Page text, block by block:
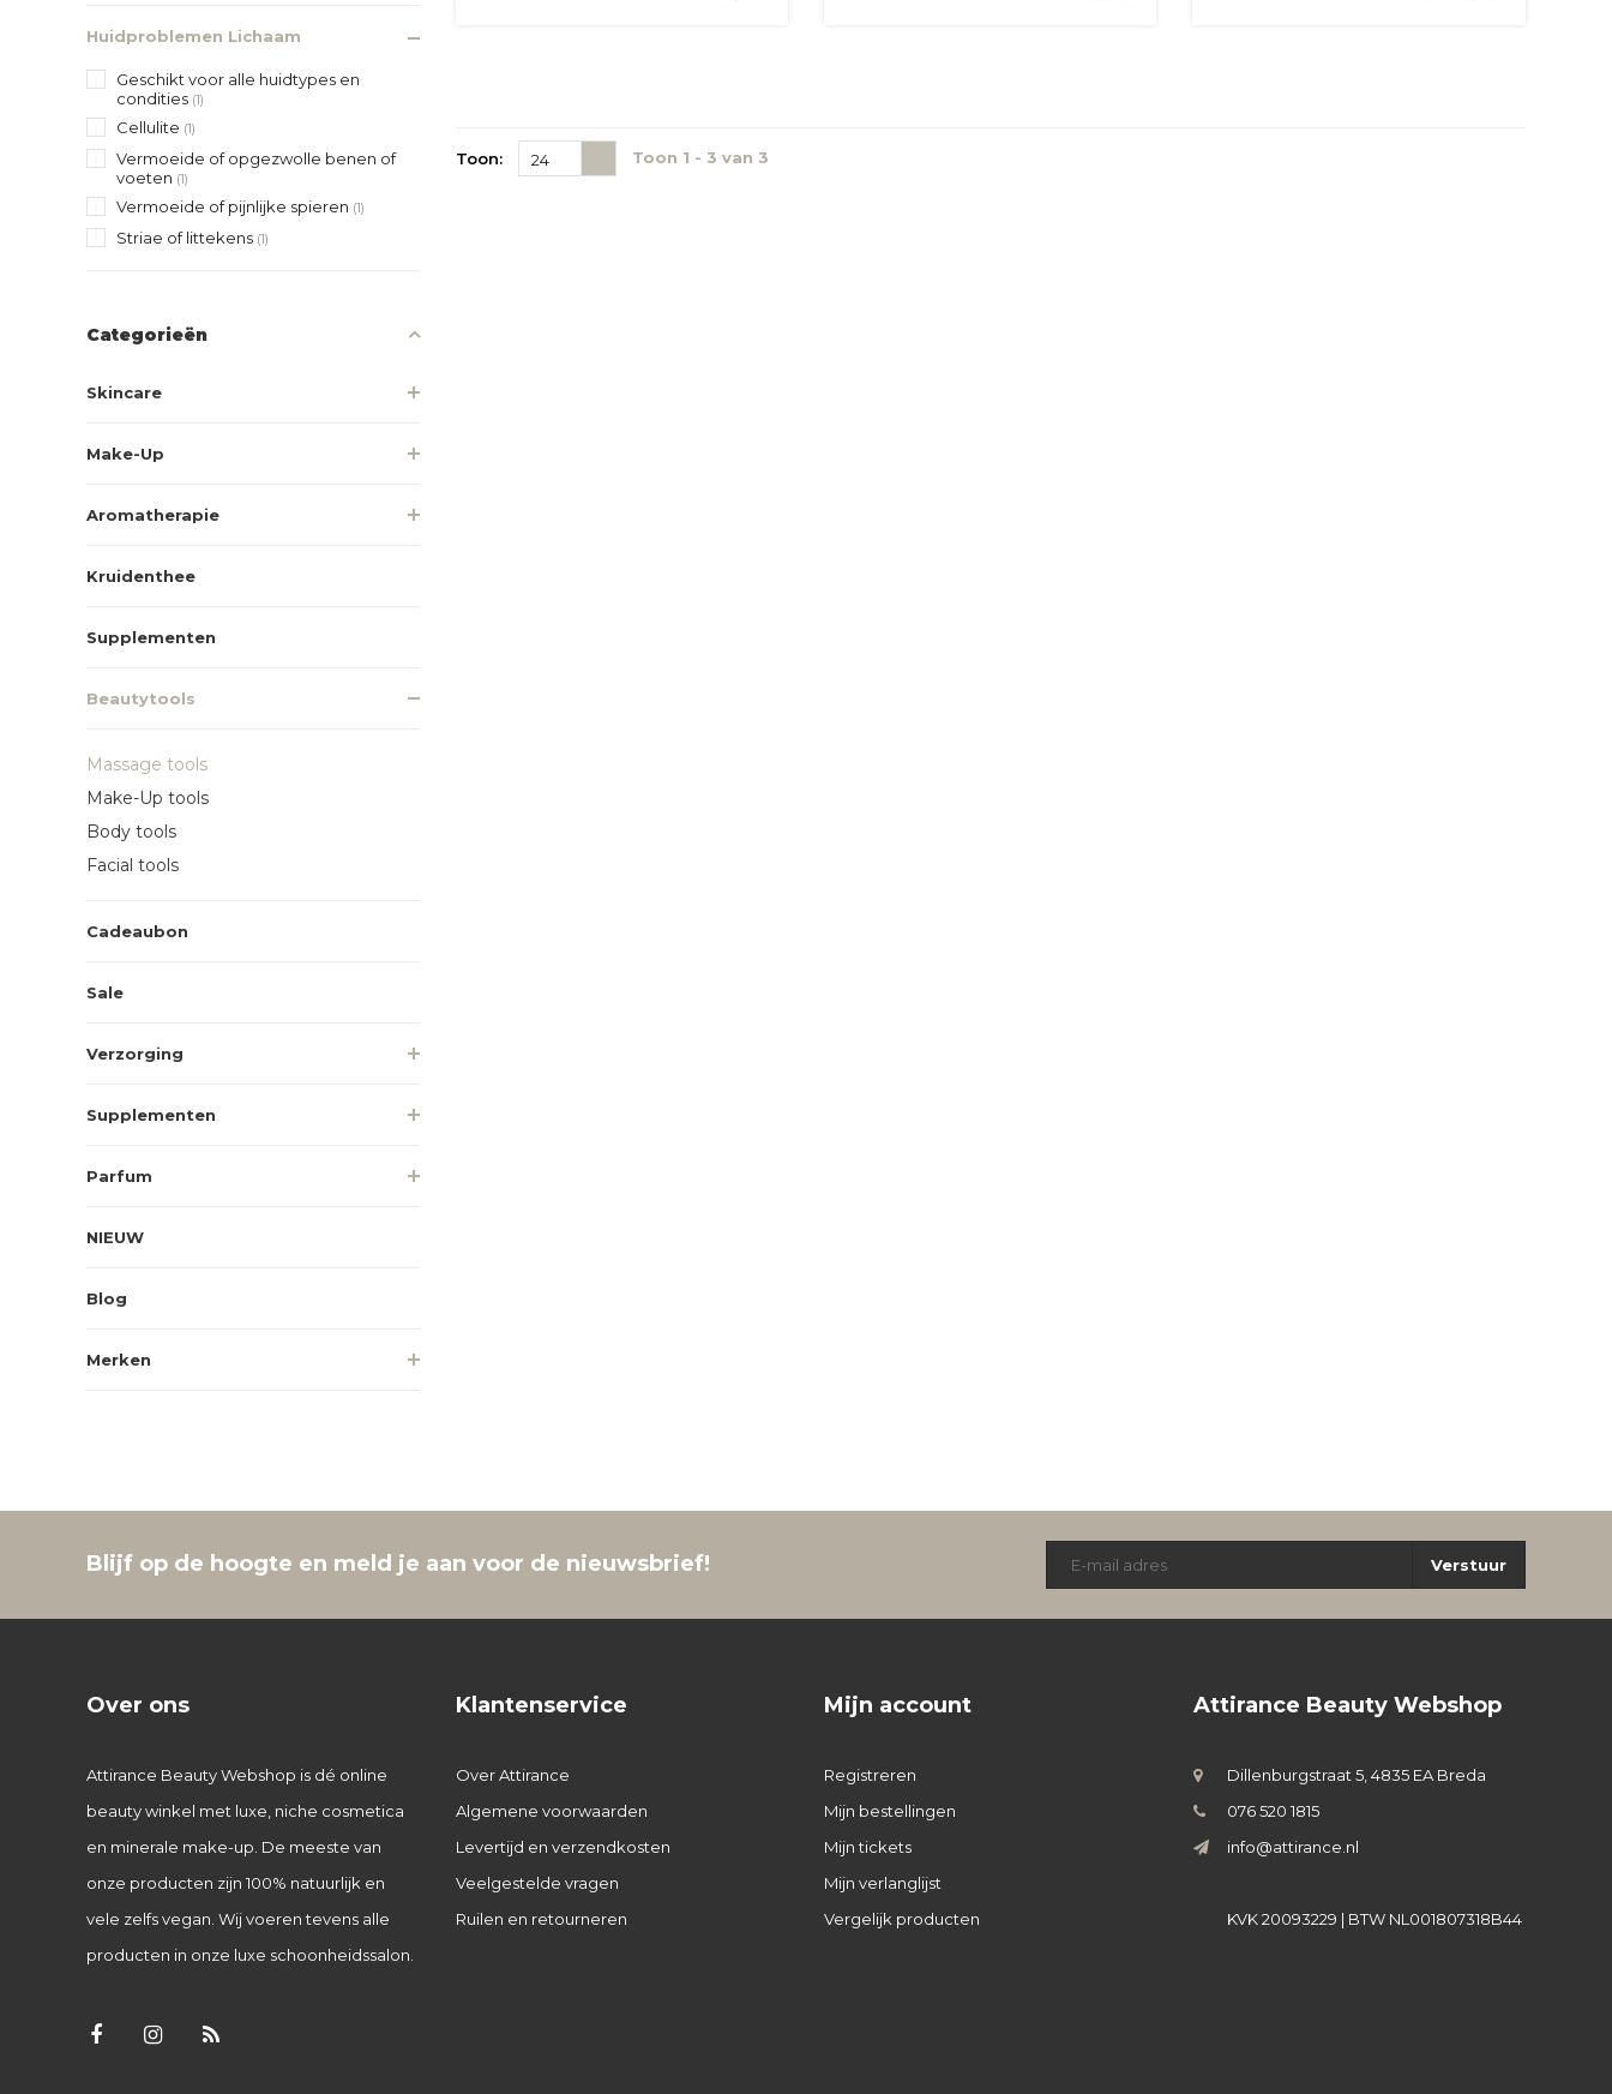
Huidproblemen Lichaam
Geschikt voor alle huidtypes en
condities (1)
Cellulite (1)
Vermoeide of opgezwolle benen of
voeten (1)
Vermoeide of pijnlijke spieren (1)
Striae of littekens (1)
Categorieën
Skincare
Make-Up
Aromatherapie
Kruidenthee
Supplementen
Beautytools
Massage tools
Make-Up tools
Body tools
Facial tools
Cadeaubon
Sale
Verzorging
Supplementen
Parfum
NIEUW
Blog
Merken
Toon: 24 Toon 1 - 3 van 3
Blijf op de hoogte en meld je aan voor de nieuwsbrief! Verstuur
Over ons
Attirance Beauty Webshop is dé online
beauty winkel met luxe, niche cosmetica
en minerale make-up. De meeste van
onze producten zijn 100% natuurlijk en
vele zelfs vegan. Wij voeren tevens alle
producten in onze luxe schoonheidssalon.
Klantenservice
Over Attirance
Algemene voorwaarden
Levertijd en verzendkosten
Veelgestelde vragen
Ruilen en retourneren
Mijn account
Registreren
Mijn bestellingen
Mijn tickets
Mijn verlanglijst
Vergelijk producten
Attirance Beauty Webshop
Dillenburgstraat 5, 4835 EA Breda
076 520 1815
info@attirance.nl
KVK 20093229 | BTW NL001807318B44